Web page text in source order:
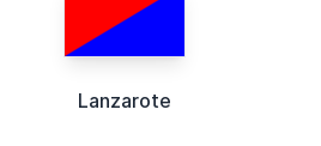
Lanzarote